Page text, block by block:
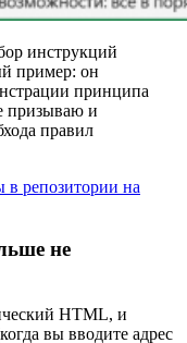
инструкций
пример: он
принципа
призываю и
правил
в репозитории на
не
HTML, и
вы вводите адрес